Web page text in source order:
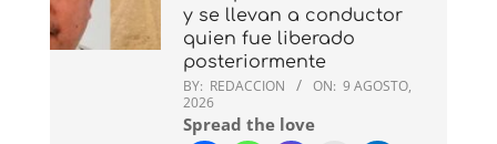
y se llevan a conductor
quien fue liberado
posteriormente
BY: REDACCION ON: 9 AGOSTO,
2026
Spread the love